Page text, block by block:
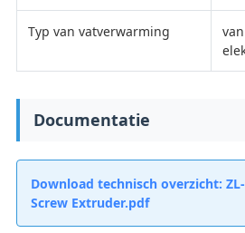
Typ van vatverwarming
Documentatie
Download technisch overzicht:
Screw Extruder.pdf